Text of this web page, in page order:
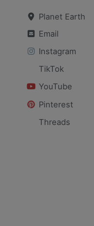
Planet Earth
Email
Instagram
TikTok
YouTube
Pinterest
Threads